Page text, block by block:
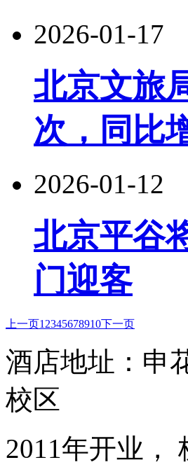
2026-01-17
北京文旅
次，同比
2026-01-12
北京平谷
门迎客
上一页1 2345678910下一页
酒店地址：申
校区
2011年开业